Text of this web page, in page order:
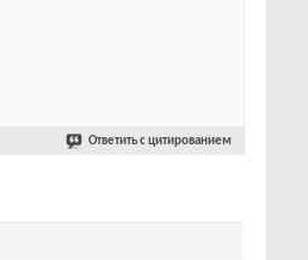
Ответить с цитированием